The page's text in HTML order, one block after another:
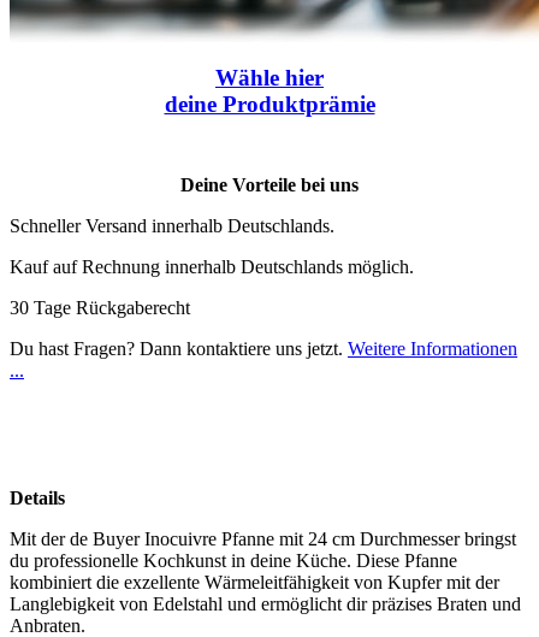
Wähle hier
deine Produktprämie
Deine Vorteile bei uns
Schneller Versand innerhalb Deutschlands.
Kauf auf Rechnung innerhalb Deutschlands möglich.
30 Tage Rückgaberecht
Du hast Fragen? Dann kontaktiere uns jetzt. Weitere Informationen
...
Details
Mit der de Buyer Inocuivre Pfanne mit 24 cm Durchmesser bringst
du professionelle Kochkunst in deine Küche. Diese Pfanne
kombiniert die exzellente Wärmeleitfähigkeit von Kupfer mit der
Langlebigkeit von Edelstahl und ermöglicht dir präzises Braten und
Anbraten.